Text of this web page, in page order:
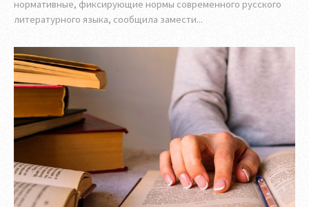
нормативные, фиксирующие нормы современного русского
литературного языка, сообщила замести...